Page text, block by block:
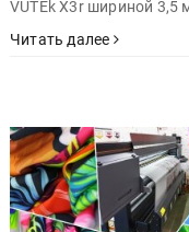
VUTEk X3r шириной 3,5
Читать далее